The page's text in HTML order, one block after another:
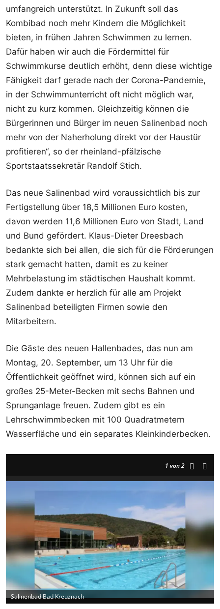
umfangreich unterstützt. In Zukunft soll das
Kombibad noch mehr Kindern die Möglichkeit
bieten, in frühen Jahren Schwimmen zu lernen.
Dafür haben wir auch die Fördermittel für
Schwimmkurse deutlich erhöht, denn diese wichtige
Fähigkeit darf gerade nach der Corona-Pandemie,
in der Schwimmunterricht oft nicht möglich war,
nicht zu kurz kommen. Gleichzeitig können die
Bürgerinnen und Bürger im neuen Salinenbad noch
mehr von der Naherholung direkt vor der Haustür
profitieren“, so der rheinland-pfälzische
Sportstaatssekretär Randolf Stich.
Das neue Salinenbad wird voraussichtlich bis zur
Fertigstellung über 18,5 Millionen Euro kosten,
davon werden 11,6 Millionen Euro von Stadt, Land
und Bund gefördert. Klaus-Dieter Dreesbach
bedankte sich bei allen, die sich für die Förderungen
stark gemacht hatten, damit es zu keiner
Mehrbelastung im städtischen Haushalt kommt.
Zudem dankte er herzlich für alle am Projekt
Salinenbad beteiligten Firmen sowie den
Mitarbeitern.
Die Gäste des neuen Hallenbades, das nun am
Montag, 20. September, um 13 Uhr für die
Öffentlichkeit geöffnet wird, können sich auf ein
großes 25-Meter-Becken mit sechs Bahnen und
Sprunganlage freuen. Zudem gibt es ein
Lehrschwimmbecken mit 100 Quadratmetern
Wasserfläche und ein separates Kleinkinderbecken.
1 von 2
Salinenbad Bad Kreuznach